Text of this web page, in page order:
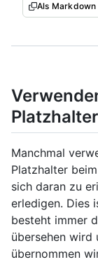
Als
Manchmal
Platzhalter
sich daran zu
erledigen. Dies
besteht immer
übersehen wird
übernommen